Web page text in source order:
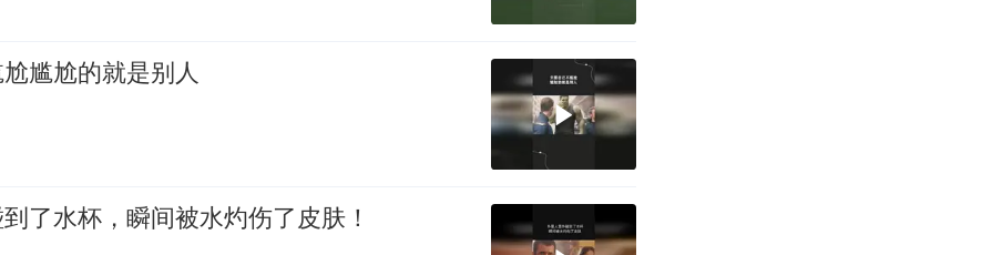
尴尬的就是别人
了水杯，瞬间被水灼伤了皮肤！